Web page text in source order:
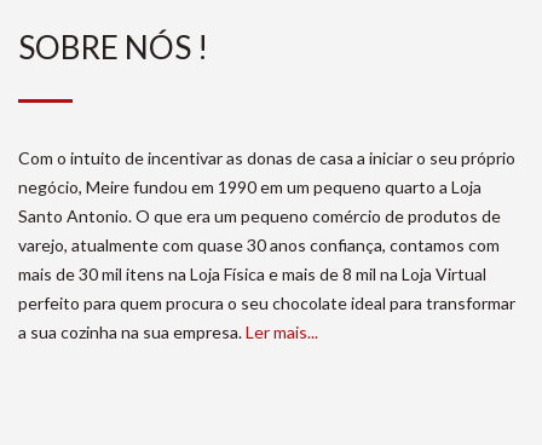
SOBRE NÓS !
Com o intuito de incentivar as donas de casa a iniciar o seu próprio
negócio, Meire fundou em 1990 em um pequeno quarto a Loja
Santo Antonio. O que era um pequeno comércio de produtos de
varejo, atualmente com quase 30 anos confiança, contamos com
mais de 30 mil itens na Loja Física e mais de 8 mil na Loja Virtual
perfeito para quem procura o seu chocolate ideal para transformar
a sua cozinha na sua empresa.Ler mais...